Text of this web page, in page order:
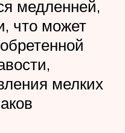
медленней,
что может
мелких